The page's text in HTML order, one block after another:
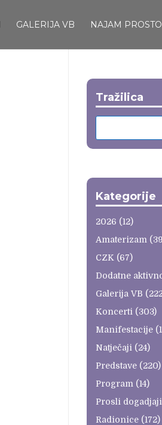
GALERIJA VB NAJAM
Tražilica
Kategorije
2026 (12)
Amaterizam
CZK (67)
Dodatne
Galerija VB
Koncerti (303)
Manifestacije
Natječaji (24)
Predstave(220)
Program (14)
Prosli dogadjaji
Radionice(172)